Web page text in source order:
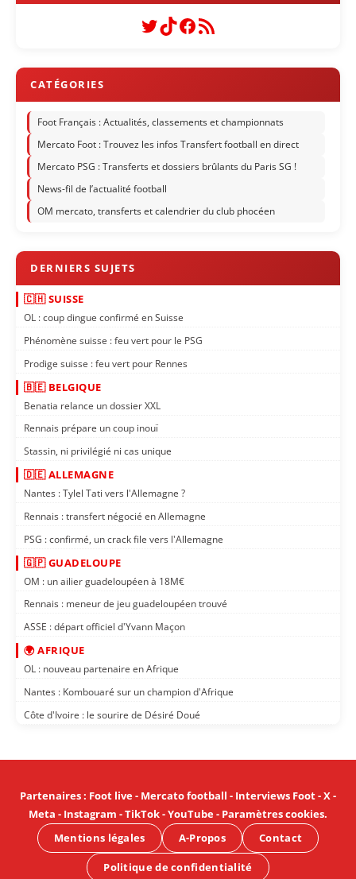
Twitter
TikTok
Facebook
Flux RSS
Foot Français : Actualités, classements et championnats
Mercato Foot : Trouvez les infos Transfert football en direct
Mercato PSG : Transferts et dossiers brûlants du Paris SG !
News-fil de l’actualité football
OM mercato, transferts et calendrier du club phocéen
🇨🇭 SUISSE
OL : coup dingue confirmé en Suisse
Phénomène suisse : feu vert pour le PSG
Prodige suisse : feu vert pour Rennes
🇧🇪 BELGIQUE
Benatia relance un dossier XXL
Rennais prépare un coup inouï
Stassin, ni privilégié ni cas unique
🇩🇪 ALLEMAGNE
Nantes : Tylel Tati vers l'Allemagne ?
Rennais : transfert négocié en Allemagne
PSG : confirmé, un crack file vers l'Allemagne
🇬🇵 GUADELOUPE
OM : un ailier guadeloupéen à 18M€
Rennais : meneur de jeu guadeloupéen trouvé
ASSE : départ officiel d'Yvann Maçon
🌍 AFRIQUE
OL : nouveau partenaire en Afrique
Nantes : Kombouaré sur un champion d'Afrique
Côte d'Ivoire : le sourire de Désiré Doué
Partenaires: Foot live- Mercato football - Interviews Foot-X-
Meta - Instagram -TikTok-YouTube- Paramètres cookies.
Mentions légales
A-Propos Contact
Politique de confidentialité